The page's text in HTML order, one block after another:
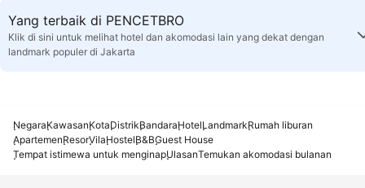
Yang terbaik di PENCETBRO
Klik di sini untuk melihat hotel dan akomodasi lain yang dekat dengan
landmark populer di Jakarta
NegaraKawasanKotaDistrikBandaraHotelLandmarkRumah liburan
ApartemenResorVilaHostelB&BGuest House
Tempat istimewa untuk menginapUlasanTemukan akomodasi bulanan